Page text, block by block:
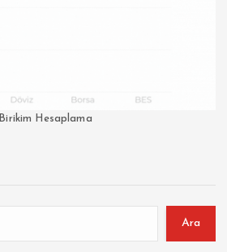
Birikim Hesaplama
Ara